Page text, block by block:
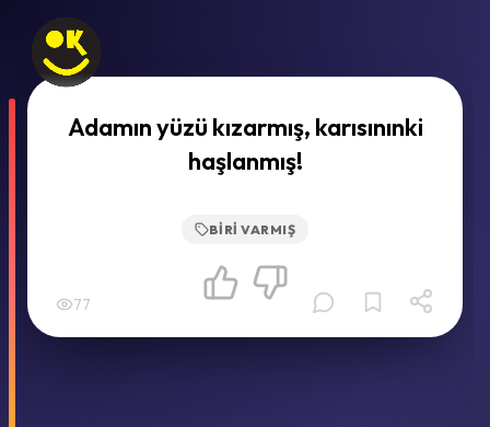
Adamın yüzü kızarmış, karısınınki
haşlanmış!
BIRI VARMIŞ
77